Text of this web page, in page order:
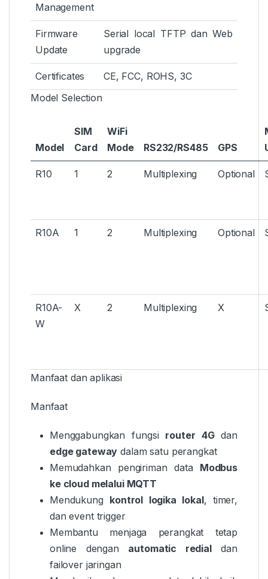
Management
Firmware
Update
Serial local TFTP dan Web
upgrade
Certificates
CE, FCC, ROHS, 3C
Model Selection
Model
SIM
Card
WiFi
Mode
RS232/RS485 GPS
R10 1 2 Multiplexing Optional
R10A 1 2 Multiplexing Optional
R10A-
W
X 2 Multiplexing X
Manfaat dan aplikasi
Manfaat
Menggabungkan fungsi router 4Gdan
edge gateway dalam satu perangkat
Memudahkan pengiriman data Modbus
ke cloud melalui MQTT
Mendukung kontrol logika lokal, timer,
dan event trigger
Membantu menjaga perangkat tetap
online dengan automatic redialdan
failover jaringan